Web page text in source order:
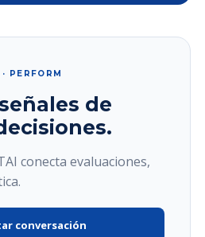
PERFORM
de
conecta evaluaciones,
conversación